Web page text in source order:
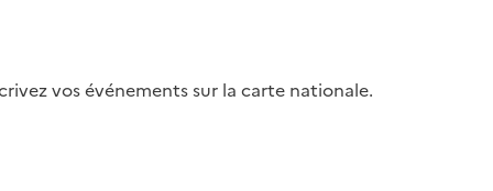
vos événements sur la carte nationale.